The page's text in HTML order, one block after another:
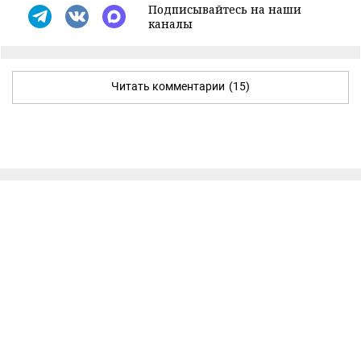
Подписывайтесь на наши
каналы
Читать комментарии (15)